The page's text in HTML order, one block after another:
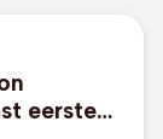
eerste